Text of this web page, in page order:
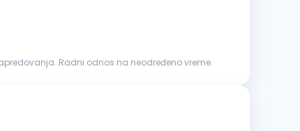
Stimulativnu zaradu. Mogućnost razvoja i napredovanja. Radni odnos na neodređeno vreme.